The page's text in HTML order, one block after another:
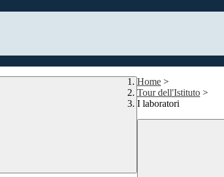
Home >
Tour dell'Istituto >
I laboratori